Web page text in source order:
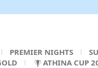
PREMIER NIGHTS
ATHINA CUP